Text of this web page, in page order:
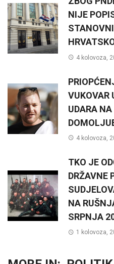
NIJE
4 kolovoza,
VUKOVAR
UDARA
4 kolovoza,
TKO JE
DRŽAVNE
NA
SRPNJA
1 kolovoza,